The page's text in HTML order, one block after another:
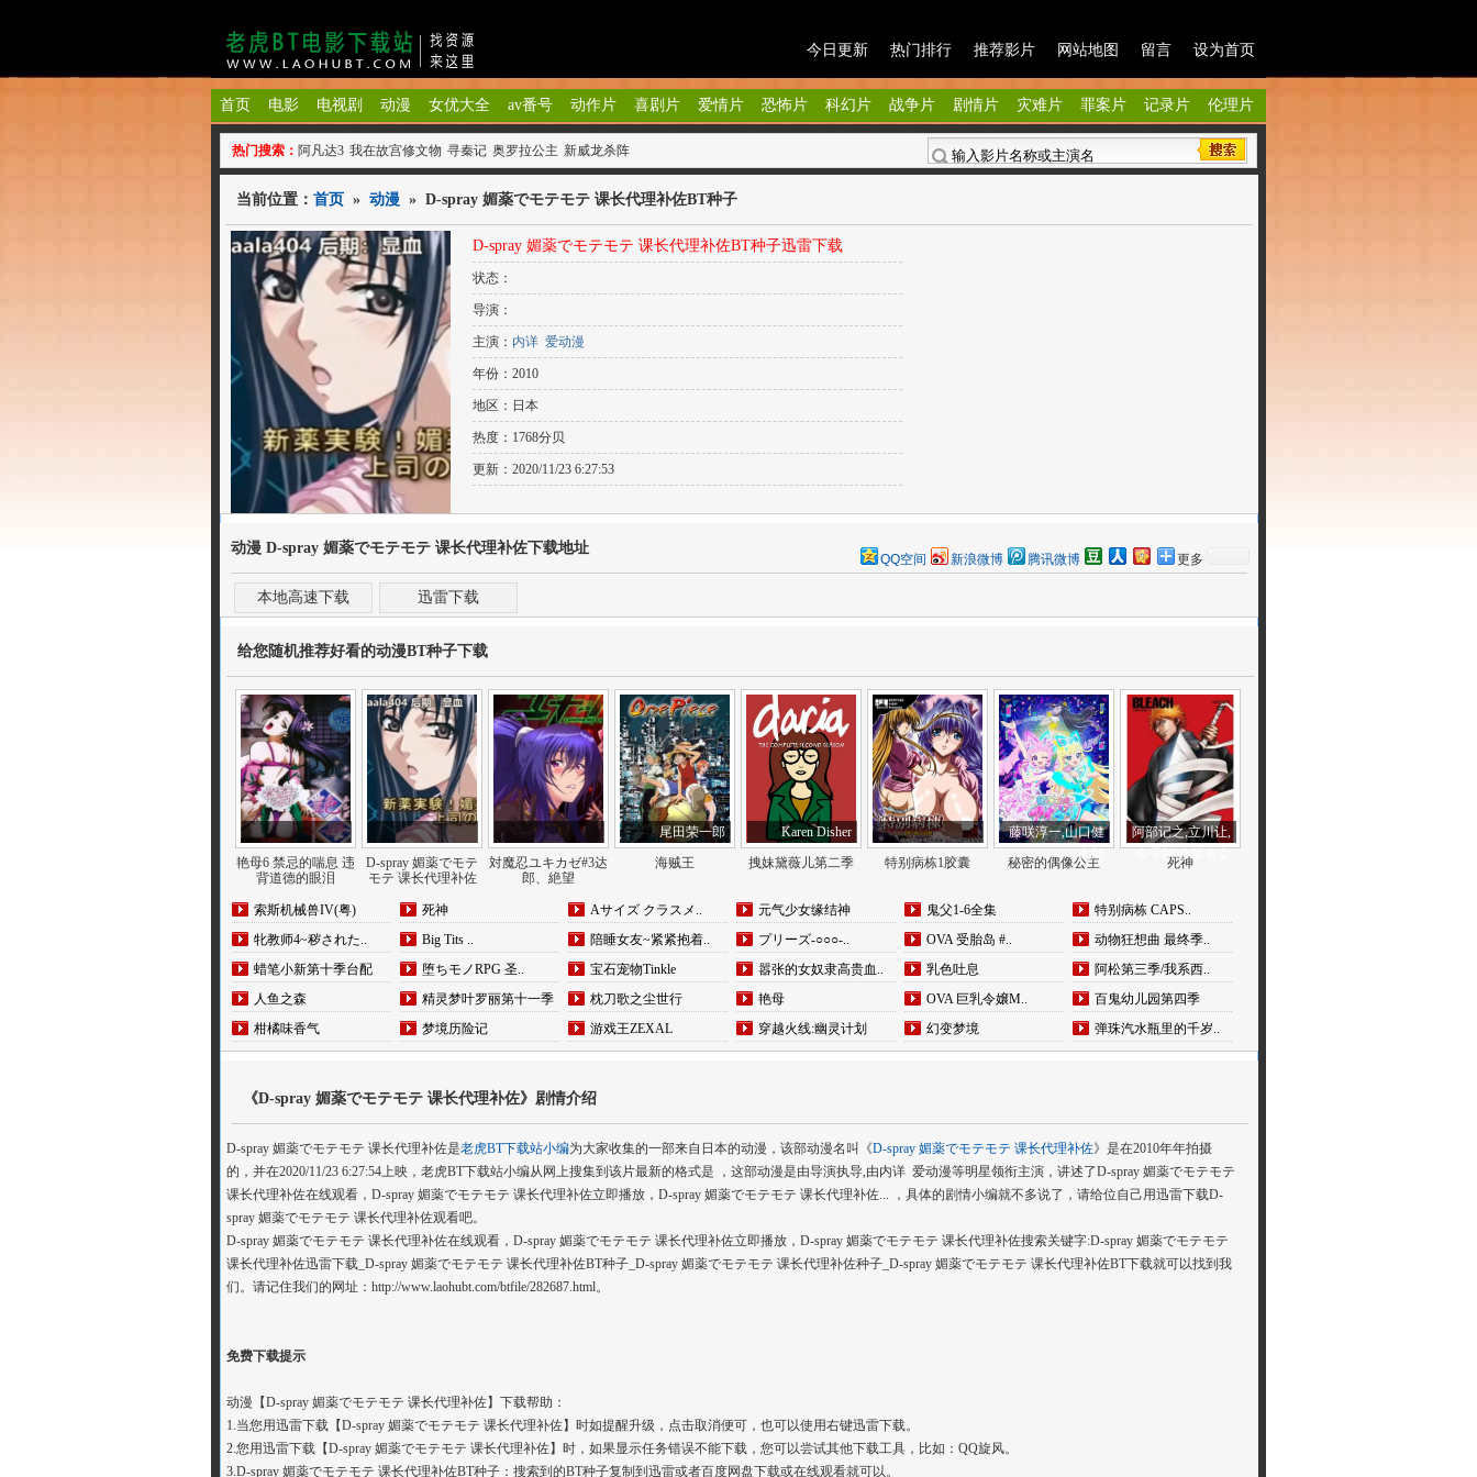
今日更新 热门排行 推荐影片 网站地图 留言 设为首页
首页 电影 电视剧 动漫 女优大全 av番号 动作片 喜剧片 爱情片 恐怖片 科幻片 战争片 剧情片 灾难片 罪案片 记录片 伦理片
热门搜索： 阿凡达3 我在故宫修文物 寻秦记 奥罗拉公主 新威龙杀阵
当前位置： 首页 » 动漫 » D-spray 媚薬でモテモテ 课长代理补佐BT种子
D-spray 媚薬でモテモテ 课长代理补佐BT种子迅雷下载
状态：
导演：
主演： 内详 爱动漫
年份：2010
地区：日本
热度： 1768分贝
更新：2020/11/23 6:27:53
QQ空间 新浪微博 腾讯微博 更多
动漫 D-spray 媚薬でモテモテ 课长代理补佐下载地址
本地高速下载 迅雷下载
给您随机推荐好看的动漫BT种子下载
艳母6 禁忌的喘息 违
背道德的眼泪
D-spray 媚薬でモテ
モテ 课长代理补佐
対魔忍ユキカゼ#3达
郎、絶望
海贼王
尾田荣一郎
拽妹黛薇儿第二季
Karen Disher
特别病栋1胶囊
秘密的偶像公主
藤咲淳一,山口健
太郎
死神
阿部记之,立川让,
今千秋,小坂春女
索斯机械兽IV(粤) 死神 Aサイズ クラスメ.. 元气少女缘结神 鬼父1-6全集
特别病栋 CAPS..
牝教师4~秽された..
Big Tits .. 陪睡女友~紧紧抱着.. プリーズ-○○○-.. OVA 受胎岛 #..
动物狂想曲 最终季..
蜡笔小新第十季台配
堕ちモノRPG 圣.. 宝石宠物Tinkle 嚣张的女奴隶高贵血.. 乳色吐息
阿松第三季/我系西..
人鱼之森
精灵梦叶罗丽第十一季 枕刀歌之尘世行 艳母 OVA 巨乳令嬢M..
百鬼幼儿园第四季
柑橘味香气
梦境历险记 游戏王ZEXAL 穿越火线:幽灵计划 幻变梦境 弹珠汽水瓶里的千岁..
《D-spray 媚薬でモテモテ 课长代理补佐》剧情介绍
D-spray 媚薬でモテモテ 课长代理补佐是老虎BT下载站小编为大家收集的一部来自日本的动漫，该部动漫名叫《D-spray 媚薬でモテモテ 课长代理补佐》是在2010年年拍摄
的，并在2020/11/23 6:27:54上映，老虎BT下载站小编从网上搜集到该片最新的格式是 ，这部动漫是由导演执导,由内详 爱动漫等明星领衔主演，讲述了D-spray 媚薬でモテモテ
课长代理补佐在线观看，D-spray 媚薬でモテモテ 课长代理补佐立即播放，D-spray 媚薬でモテモテ 课长代理补佐... ，具体的剧情小编就不多说了，请给位自己用迅雷下载D-
spray 媚薬でモテモテ 课长代理补佐观看吧。
D-spray 媚薬でモテモテ 课长代理补佐在线观看，D-spray 媚薬でモテモテ 课长代理补佐立即播放，D-spray 媚薬でモテモテ 课长代理补佐搜索关键字:D-spray 媚薬でモテモテ
课长代理补佐迅雷下载_D-spray 媚薬でモテモテ 课长代理补佐BT种子_D-spray 媚薬でモテモテ 课长代理补佐种子_D-spray 媚薬でモテモテ 课长代理补佐BT下载就可以找到我
们。请记住我们的网址：http://www.laohubt.com/btfile/282687.html。
免费下载提示
动漫【D-spray 媚薬でモテモテ 课长代理补佐】下载帮助：
1.当您用迅雷下载【D-spray 媚薬でモテモテ 课长代理补佐】时如提醒升级，点击取消便可，也可以使用右键迅雷下载。
2.您用迅雷下载【D-spray 媚薬でモテモテ 课长代理补佐】时，如果显示任务错误不能下载，您可以尝试其他下载工具，比如：QQ旋风。
3.D-spray 媚薬でモテモテ 课长代理补佐BT种子：搜索到的BT种子复制到迅雷或者百度网盘下载或在线观看就可以。